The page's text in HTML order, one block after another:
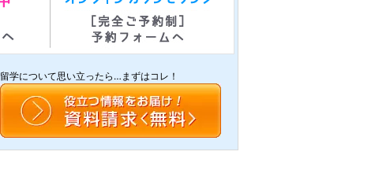
留学について思い立ったら…まずはコレ！